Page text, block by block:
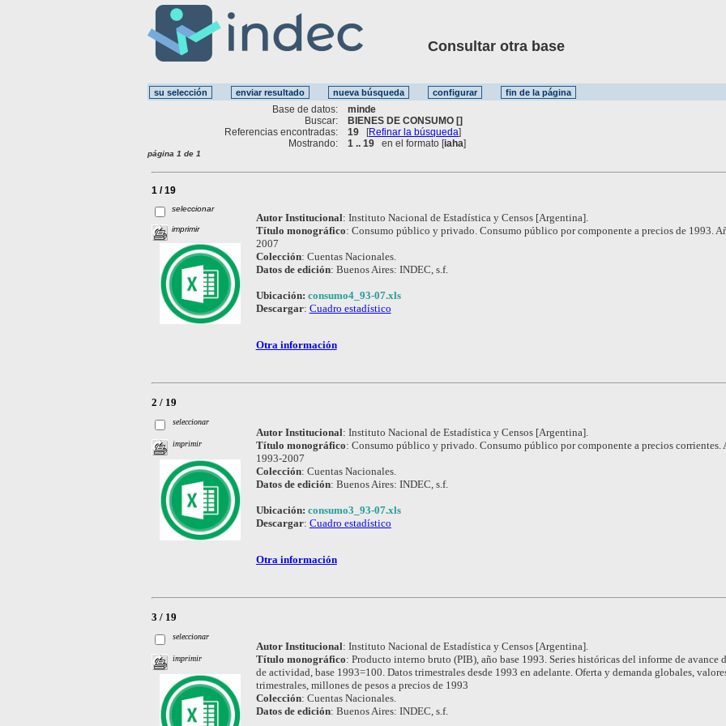
Consultar otra base
Base de datos:
minde
Buscar:
BIENES DE CONSUMO []
Referencias encontradas:
19 [Refinar la búsqueda]
Mostrando:
1 .. 19 en el formato [iaha]
página 1 de 1
1 / 19
seleccionar
imprimir
Autor Institucional: Instituto Nacional de Estadística y Censos [Argentina].
Título monográfico: Consumo público y privado. Consumo público por componente a precios de 1993.
2007
Colección: Cuentas Nacionales.
Datos de edición: Buenos Aires: INDEC, s.f.
Ubicación: consumo4_93-07.xls
Descargar: Cuadro estadístico
Otra información
2 / 19
seleccionar
imprimir
Autor Institucional: Instituto Nacional de Estadística y Censos [Argentina].
Título monográfico: Consumo público y privado. Consumo público por componente a precios corrientes.
1993-2007
Colección: Cuentas Nacionales.
Datos de edición: Buenos Aires: INDEC, s.f.
Ubicación: consumo3_93-07.xls
Descargar: Cuadro estadístico
Otra información
3 / 19
seleccionar
imprimir
Autor Institucional: Instituto Nacional de Estadística y Censos [Argentina].
Título monográfico: Producto interno bruto (PIB), año base 1993. Series históricas del informe de avance
de actividad, base 1993=100. Datos trimestrales desde 1993 en adelante. Oferta y demanda globales,
trimestrales, millones de pesos a precios de 1993
Colección: Cuentas Nacionales.
Datos de edición: Buenos Aires: INDEC, s.f.